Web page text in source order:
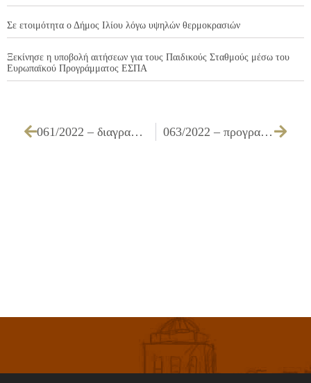
Σε ετοιμότητα ο Δήμος Ιλίου λόγω υψηλών θερμοκρασιών
Ξεκίνησε η υποβολή αιτήσεων για τους Παιδικούς Σταθμούς μέσω του
Ευρωπαϊκού Προγράμματος ΕΣΠΑ
061/2022 – διαγραφή ποσού από βεβαιωτικό κατάλογο κλήσεων παράνομης στάθμευσης 063/2022 – προγραμματισμός προσλήψεων έτους 2022 – Αιτήματα για πρόσληψη προσωπικού ιδιωτικού δικαίου ορισμένου χρόνου ανταποδοτικού χαρακτήρα